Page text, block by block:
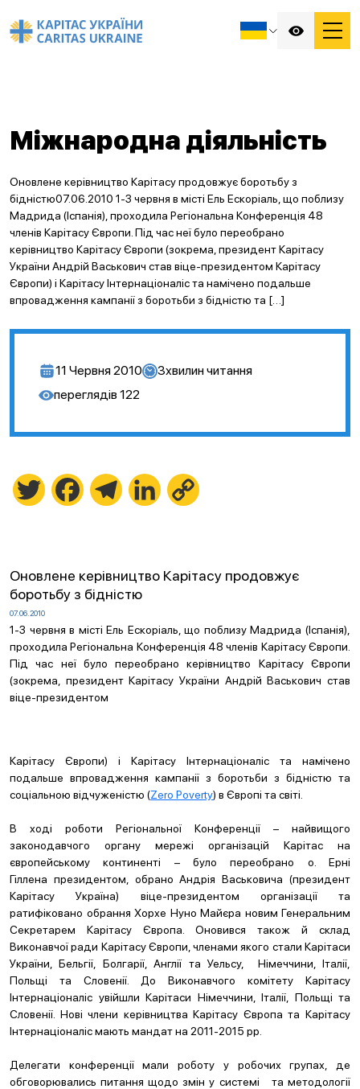
Міжнародна діяльність
Оновлене керівництво Карітасу продовжує боротьбу з
бідністю07.06.2010 1-3 червня в місті Ель Ескоріаль, що поблизу
Мадрида (Іспанія), проходила Регіональна Конференція 48
членів Карітасу Європи. Під час неї було переобрано
керівництво Карітасу Європи (зокрема, президент Карітасу
України Андрій Васькович став віце-президентом Карітасу
Європи) і Карітасу Інтернаціоналіс та намічено подальше
впровадження кампанії з боротьби з бідністю та […]
11 Червня 2010 3хвилин читання
переглядів 122
Twitter FacebookTelegramLinkedIn
Оновлене керівництво Карітасу продовжує
боротьбу з бідністю
07.06.2010
1-3 червня в місті Ель Ескоріаль, що поблизу Мадрида (Іспанія),
проходила Регіональна Конференція 48 членів Карітасу Європи.
Під час неї було переобрано керівництво Карітасу Європи
(зокрема, президент Карітасу України Андрій Васькович став
віце-президентом
Карітасу Європи) і Карітасу Інтернаціоналіс та намічено
подальше впровадження кампанії з боротьби з бідністю та
соціальною відчуженістю (Zero Poverty) в Європі та світі.
В ході роботи Регіональної Конференції – найвищого
законодавчого органу мережі організацій Карітас на
європейському континенті – було переобрано о. Ерні
Гіллена президентом, обрано Андрія Васьковича (президент
Карітасу Україна) віце-президентом організації та
ратифіковано обрання Хорхе Нуно Майєра новим Генеральним
Секретарем Карітасу Європа. Оновився також й склад
Виконавчої ради Карітасу Європи, членами якого стали Карітаси
України, Бельгії, Болгарії, Англії та Уельсу, Німеччини, Італії,
Польщі та Словенії. До Виконавчого комітету Карітасу
Інтернаціоналіс увійшли Карітаси Німеччини, Італії, Польщі та
Словенії. Нові члени керівництва Карітасу Європа та Карітасу
Інтернаціоналіс мають мандат на 2011-2015 рр.
Делегати конференції мали роботу у робочих групах, де
обговорювались питання щодо змін у системі та методології